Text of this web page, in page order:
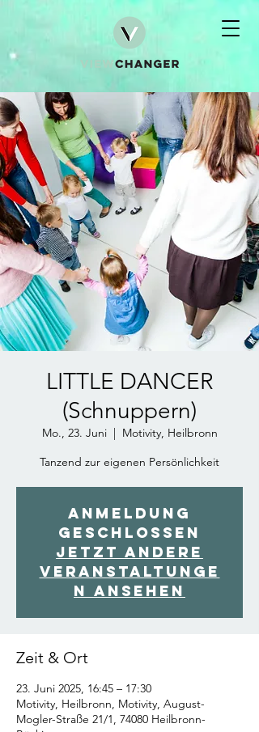
LITTLE DANCER
(Schnuppern)
Mo., 23. Juni
  |
Motivity, Heilbronn
Tanzend zur eigenen Persönlichkeit
Anmeldung
geschlossen
Jetzt andere
Veranstaltunge
n ansehen
Zeit & Ort
23. Juni 2025, 16:45 – 17:30
Motivity, Heilbronn, Motivity, August-
Mogler-Straße 21/1, 74080 Heilbronn-